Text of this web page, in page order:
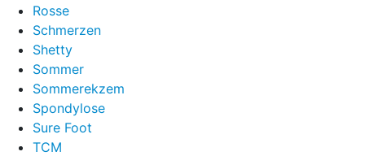
Rosse
Schmerzen
Shetty
Sommer
Sommerekzem
Spondylose
Sure Foot
TCM